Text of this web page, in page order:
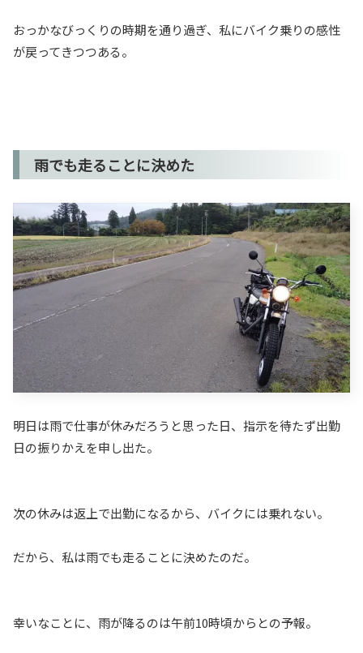
おっかなびっくりの時期を通り過ぎ、私にバイク乗りの感性
が戻ってきつつある。
雨でも走ることに決めた
明日は雨で仕事が休みだろうと思った日、指示を待たず出勤
日の振りかえを申し出た。
次の休みは返上で出勤になるから、バイクには乗れない。
だから、私は雨でも走ることに決めたのだ。
幸いなことに、雨が降るのは午前10時頃からとの予報。